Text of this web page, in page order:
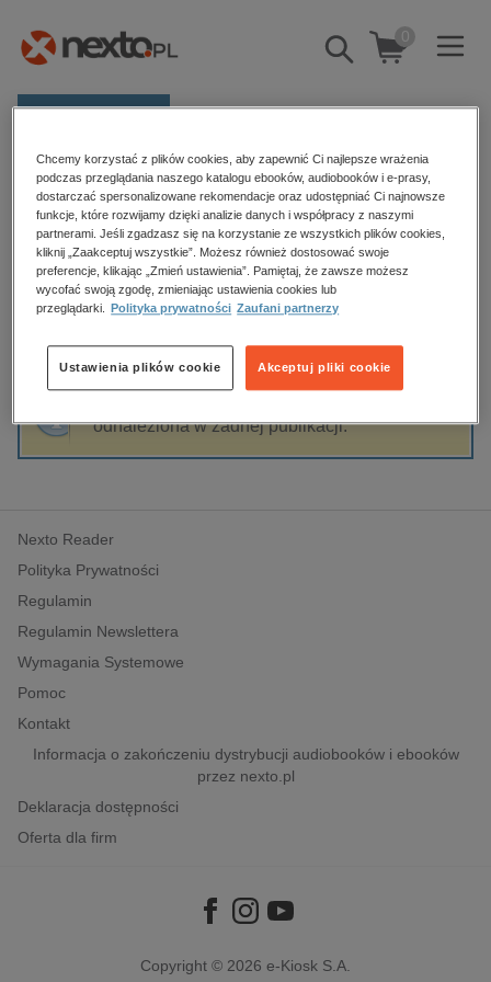
Pokaż/schowaj
wyszukiwarkę
0
Kategorie
Zobacz wszystkie E-prasa
budownictwo, aranżacja wnętrz
biznesowe, branżowe, gospodarka
dzienniki
edukacja
hobby, sport, rozrywka
komputery, internet, technologie, informatyka
polityka, społeczno-informacyjne
psychologiczne
inne
popularno-naukowe
historia
Strona główna Jacek Szczerba
Jacek Szczerba
Sortowanie Filtrowanie
odnaleziona w żadnej publikacji.
Nexto Reader
Polityka Prywatności
Regulamin
Regulamin Newslettera
Wymagania Systemowe
Pomoc
Kontakt
Informacja o zakończeniu dystrybucji audiobooków i ebooków
przez nexto.pl
Deklaracja dostępności
Oferta dla firm
Copyright © 2026 e-Kiosk S.A.
Chcemy korzystać z plików cookies, aby zapewnić Ci najlepsze wrażenia
podczas przeglądania naszego katalogu ebooków, audiobooków i e-prasy,
dostarczać spersonalizowane rekomendacje oraz udostępniać Ci najnowsze
funkcje, które rozwijamy dzięki analizie danych i współpracy z naszymi
partnerami. Jeśli zgadzasz się na korzystanie ze wszystkich plików cookies,
kliknij „Zaakceptuj wszystkie”. Możesz również dostosować swoje
preferencje, klikając „Zmień ustawienia”. Pamiętaj, że zawsze możesz
wycofać swoją zgodę, zmieniając ustawienia cookies lub
przeglądarki.
Polityka prywatności Zaufani partnerzy
Akceptuj pliki cookie
Ustawienia plików cookie